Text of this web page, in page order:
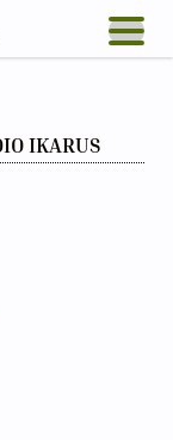
IKARUS